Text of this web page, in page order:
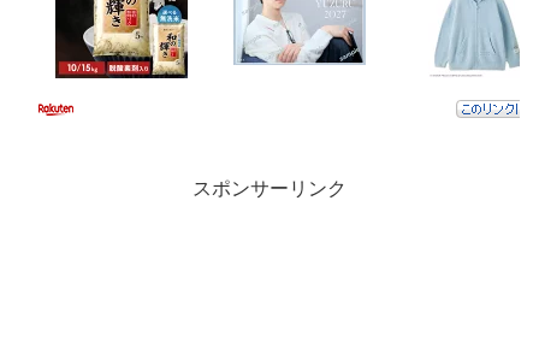
スポンサーリンク